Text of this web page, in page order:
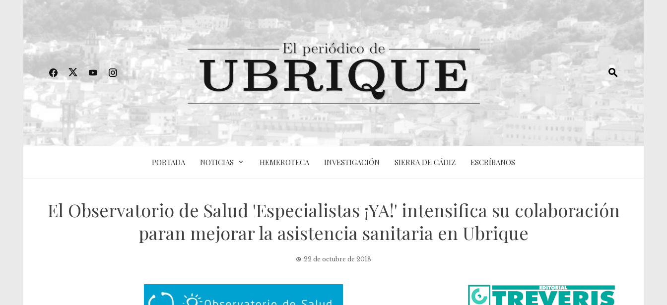
PORTADA NOTICIAS HEMEROTECA INVESTIGACIÓN SIERRA DE CÁDIZ ESCRÍBANOS
El Observatorio de Salud 'Especialistas ¡YA!' intensifica su colaboración
paran mejorar la asistencia sanitaria en Ubrique
22 de octubre de 2018